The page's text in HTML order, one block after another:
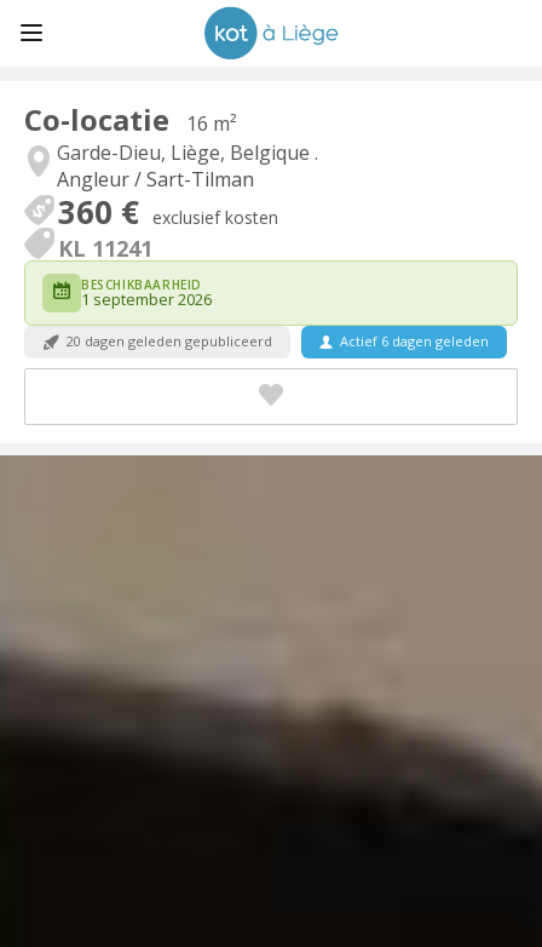
Co-locatie
16 m²
Garde-Dieu, Liège, Belgique .
Angleur / Sart-Tilman
360 € exclusief kosten
KL 11241
BESCHIKBAARHEID
1 september 2026
20 dagen geleden gepubliceerd Actief 6 dagen geleden